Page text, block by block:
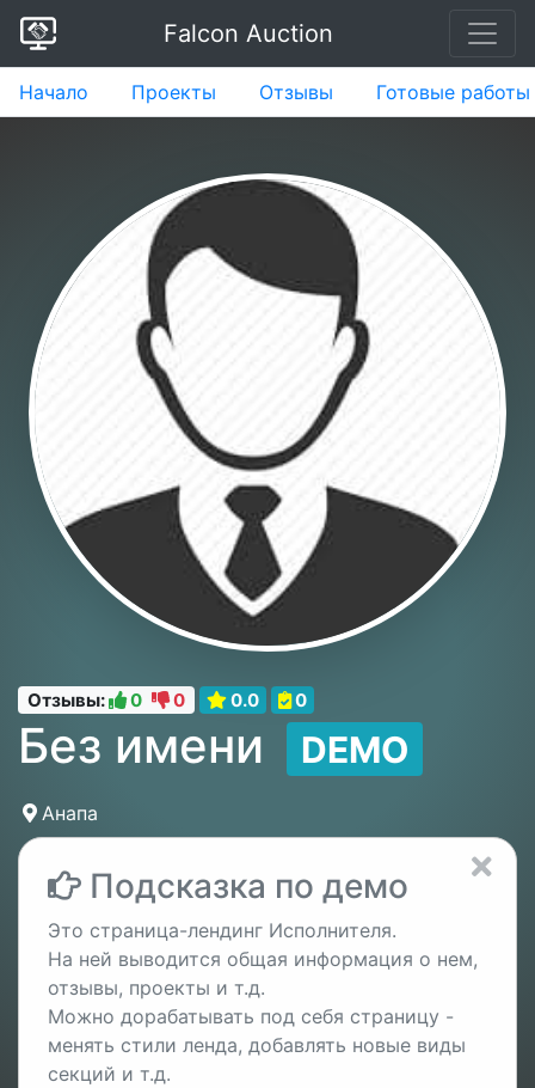
Falcon Auction
Начало Проекты Отзывы Готовые работы
Отзывы: 0 0 0.0 0
Без имени DEMO
Анапа
Подсказка по демо
Это страница-лендинг Исполнителя.
На ней выводится общая информация о нем,
отзывы, проекты и т.д.
Можно дорабатывать под себя страницу -
менять стили ленда, добавлять новые виды
секций и т.д.